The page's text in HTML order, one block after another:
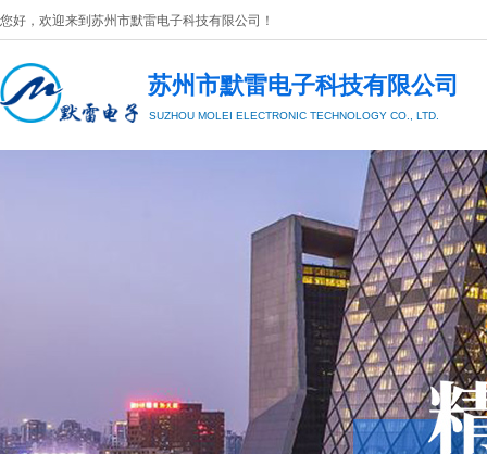
您好，欢迎来到 苏州市默雷电子科技有限公司 ​！
苏州市默雷电子科技有限公司
SUZHOU MOLEI ELECTRONIC TECHNOLOGY CO., LTD.